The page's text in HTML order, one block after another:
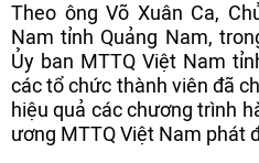
Theo ông Võ Xuân Ca,
Nam tỉnh Quảng Nam,
Ủy ban MTTQ Việt Nam
các tổ chức thành viên đã
hiệu quả các chương trình
ương MTTQ Việt Nam phát